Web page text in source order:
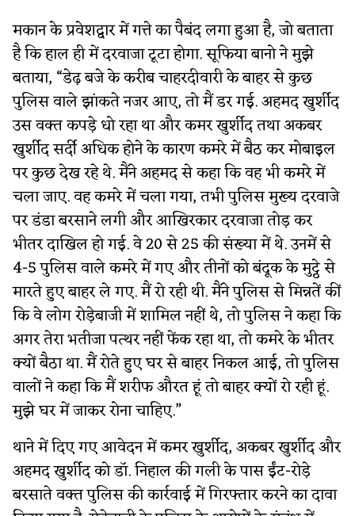
मकान के प्रवेशद्वार में गत्ते का पैबंद लगा हुआ है, जो बताता
है कि हाल ही में दरवाजा टूटा होगा. सूफिया बानो ने मुझे
बताया, “डेढ़ बजे के करीब चाहरदीवारी के बाहर से कुछ
पुलिस वाले झांकते नजर आए, तो मैं डर गई. अहमद खुर्शीद
उस वक्त कपड़े धो रहा था और कमर खुर्शीद तथा अकबर
खुर्शीद सर्दी अधिक होने के कारण कमरे में बैठ कर मोबाइल
पर कुछ देख रहे थे. मैंने अहमद से कहा कि वह भी कमरे में
चला जाए. वह कमरे में चला गया, तभी पुलिस मुख्य दरवाजे
पर डंडा बरसाने लगी और आखिरकार दरवाजा तोड़ कर
भीतर दाखिल हो गई. वे 20 से 25 की संख्या में थे. उनमें से
4-5 पुलिस वाले कमरे में गए और तीनों को बंदूक के मुट्ठे से
मारते हुए बाहर ले गए. मैं रो रही थी. मैंने पुलिस से मिन्नतें कीं
कि वे लोग रोड़ेबाजी में शामिल नहीं थे, तो पुलिस ने कहा कि
अगर तेरा भतीजा पत्थर नहीं फेंक रहा था, तो कमरे के भीतर
क्यों बैठा था. मैं रोते हुए घर से बाहर निकल आई, तो पुलिस
वालों ने कहा कि मैं शरीफ औरत हूं तो बाहर क्यों रो रही हूं.
मुझे घर में जाकर रोना चाहिए.”
थाने में दिए गए आवेदन में कमर खुर्शीद, अकबर खुर्शीद और
अहमद खुर्शीद को डॉ. निहाल की गली के पास ईंट-रोड़े
बरसाते वक्त पुलिस की कार्रवाई में गिरफ्तार करने का दावा